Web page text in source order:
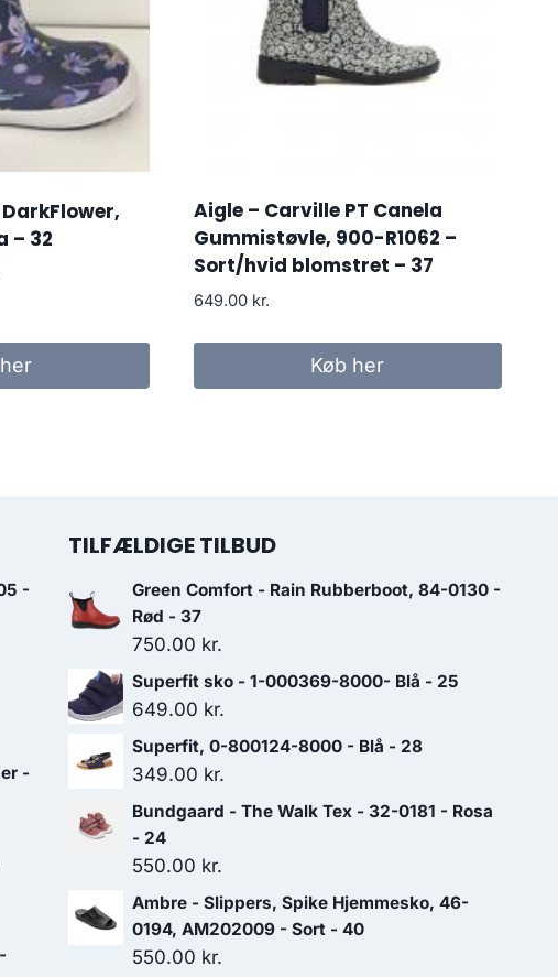
– 32
314.30 kr..
Aigle – Carville PT Canela
Gummistøvle, 900-R1062 –
Sort/hvid blomstret – 37
649.00 kr.
Køb her
-
-
TILFÆLDIGE TILBUD
Green Comfort - Rain Rubberboot, 84-0130 -
Rød - 37
750.00 kr.
Superfit sko - 1-000369-8000- Blå - 25
649.00 kr.
Superfit, 0-800124-8000 - Blå - 28
349.00 kr.
Bundgaard - The Walk Tex - 32-0181 - Rosa
- 24
550.00 kr.
Ambre - Slippers, Spike Hjemmesko, 46-
0194, AM202009 - Sort - 40
550.00 kr.